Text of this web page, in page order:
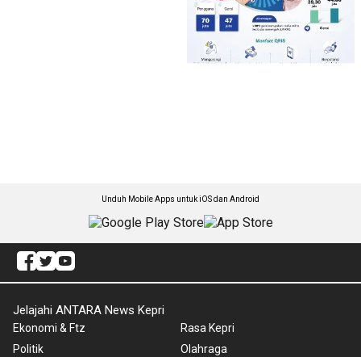
Unduh Mobile Apps untuk iOS dan Android
Jelajahi ANTARA News Kepri
Ekonomi & Ftz
Politik
Rasa Kepri
Olahraga